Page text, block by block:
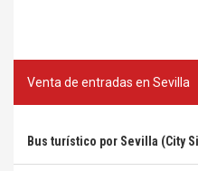
Venta de entradas en Sevilla
Bus turístico por Sevilla (City